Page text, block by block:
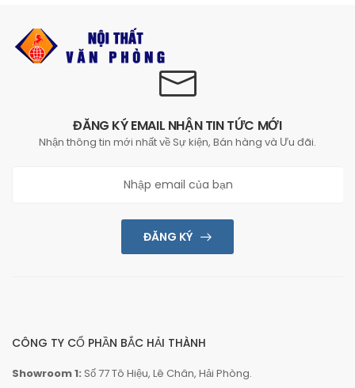
ĐĂNG KÝ EMAIL NHẬN TIN TỨC MỚI
Nhận thông tin mới nhất về Sự kiện, Bán hàng và Ưu đãi.
ĐĂNG KÝ
CÔNG TY CỔ PHẦN BẮC HẢI THÀNH
Showroom 1: Số 77 Tô Hiệu, Lê Chân, Hải Phòng.